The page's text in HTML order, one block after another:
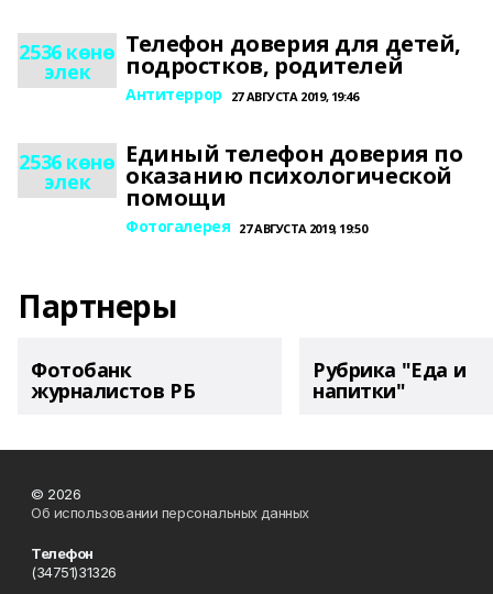
2536 көнө
элек
Телефон доверия для детей,
подростков, родителей
Антитеррор 27 АВГУСТА 2019, 19:46
2536 көнө
элек
Единый телефон доверия по
оказанию психологической
помощи
Фотогалерея 27 АВГУСТА 2019, 19:50
Партнеры
Фотобанк
журналистов РБ
Рубрика "Еда и
напитки"
© 2026
Об использовании персональных данных
Телефон
(34751)31326